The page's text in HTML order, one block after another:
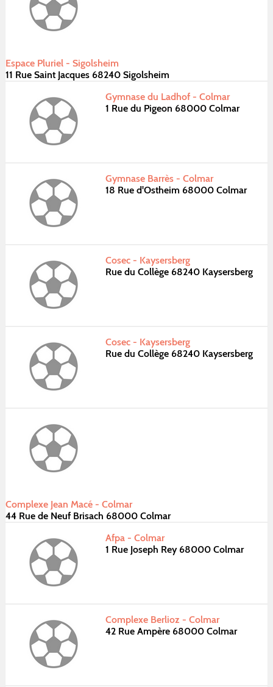
Espace Pluriel - Sigolsheim
11 Rue Saint Jacques 68240 Sigolsheim
Gymnase du Ladhof - Colmar
1 Rue du Pigeon 68000 Colmar
Gymnase Barrès - Colmar
18 Rue d'Ostheim 68000 Colmar
Cosec - Kaysersberg
Rue du Collège 68240 Kaysersberg
Cosec - Kaysersberg
Rue du Collège 68240 Kaysersberg
Complexe Jean Macé - Colmar
44 Rue de Neuf Brisach 68000 Colmar
Afpa - Colmar
1 Rue Joseph Rey 68000 Colmar
Complexe Berlioz - Colmar
42 Rue Ampère 68000 Colmar